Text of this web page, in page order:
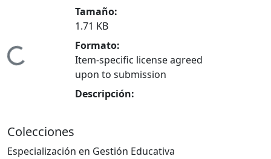
Tamaño:
1.71 KB
Formato:
Item-specific license agreed
upon to submission
Descripción:
Colecciones
Especialización en Gestión Educativa